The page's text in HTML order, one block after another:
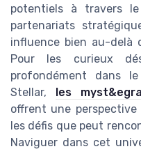
potentiels à travers
partenariats
influence bien au-delà
Pour les curieux
profondément dans
Stellar, les
offrent une
les défis que peut
Naviguer dans cet